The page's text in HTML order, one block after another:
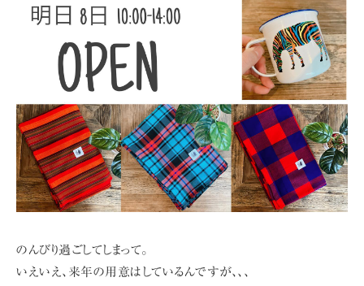
のんびり過ごしてしまって。
いえいえ、来年の用意はしているんですが、、、